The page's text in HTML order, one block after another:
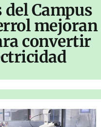
Campus
mejoran
convertir